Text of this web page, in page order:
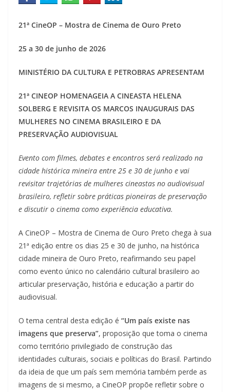
21ª CineOP – Mostra de Cinema de Ouro Preto
25 a 30 de junho de 2026
MINISTÉRIO DA CULTURA E PETROBRAS APRESENTAM
21ª CINEOP HOMENAGEIA A CINEASTA HELENA
SOLBERG E REVISITA OS MARCOS INAUGURAIS DAS
MULHERES NO CINEMA BRASILEIRO E DA
PRESERVAÇÃO AUDIOVISUAL
Evento com filmes, debates e encontros será realizado na
cidade histórica mineira entre 25 e 30 de junho e vai
revisitar trajetórias de mulheres cineastas no audiovisual
brasileiro, refletir sobre práticas pioneiras de preservação
e discutir o cinema como experiência educativa.
A CineOP – Mostra de Cinema de Ouro Preto chega à sua
21ª edição entre os dias 25 e 30 de junho, na histórica
cidade mineira de Ouro Preto, reafirmando seu papel
como evento único no calendário cultural brasileiro ao
articular preservação, história e educação a partir do
audiovisual.
O tema central desta edição é “Um país existe nas
imagens que preserva”, proposição que toma o cinema
como território privilegiado de construção das
identidades culturais, sociais e políticas do Brasil. Partindo
da ideia de que um país sem memória também perde as
imagens de si mesmo, a CineOP propõe refletir sobre o